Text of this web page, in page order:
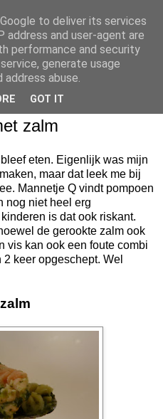
als thuis
zalm
eten. Eigenlijk was mijn
maar dat leek me bij
Mannetje Q vindt pompoen
nog niet heel erg
is dat ook riskant.
de gerookte zalm ook
vis kan ook een foute combi
keer opgeschept. Wel
to deliver its services
address and user-agent are
performance and security
generate usage
abuse.
GOT IT